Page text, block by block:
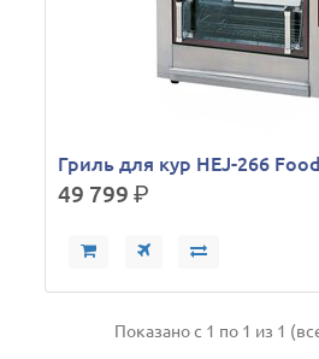
Гриль для кур HEJ-266
49 799р.
Показано с 1 по 1 из 1